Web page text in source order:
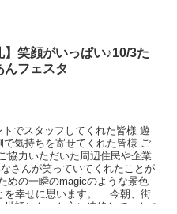
】笑顔がいっぱい♪10/3た
んフェスタ
トでスタッフしてくれた皆様 遊
気持ちを寄せてくれた皆様 ご
協力いただいた周辺住民や企業
さんが笑っていてくれたことが
めの一瞬のmagicのような景色
を幸せに思います。 今朝、街
世話になった方に連絡して、たの